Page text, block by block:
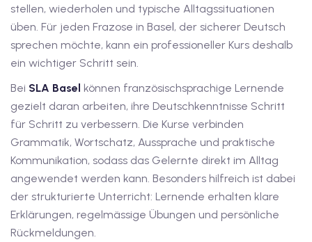
stellen, wiederholen und typische Alltagssituationen
üben. Für jeden Frazose in Basel, der sicherer Deutsch
sprechen möchte, kann ein professioneller Kurs deshalb
ein wichtiger Schritt sein.
Bei SLA Basel können französischsprachige Lernende
gezielt daran arbeiten, ihre Deutschkenntnisse Schritt
für Schritt zu verbessern. Die Kurse verbinden
Grammatik, Wortschatz, Aussprache und praktische
Kommunikation, sodass das Gelernte direkt im Alltag
angewendet werden kann. Besonders hilfreich ist dabei
der strukturierte Unterricht: Lernende erhalten klare
Erklärungen, regelmässige Übungen und persönliche
Rückmeldungen.